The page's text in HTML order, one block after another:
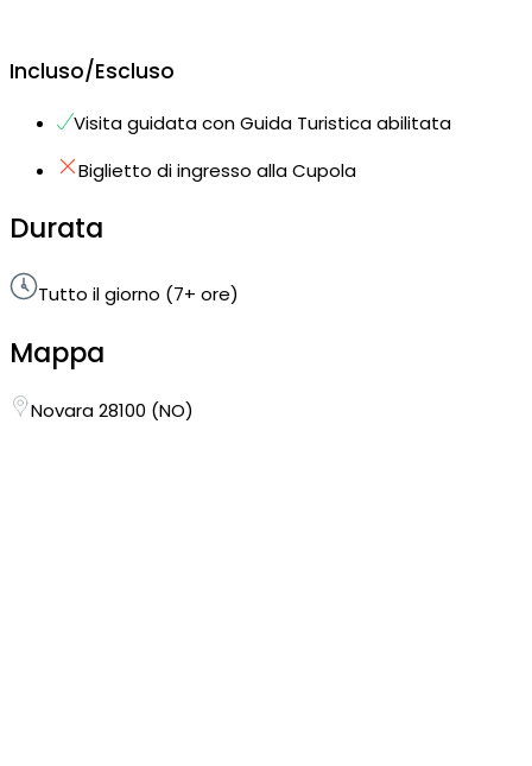
Incluso/Escluso
Visita guidata con Guida Turistica abilitata
Biglietto di ingresso alla Cupola
Durata
Tutto il giorno (7+ ore)
Mappa
Novara 28100 (NO)